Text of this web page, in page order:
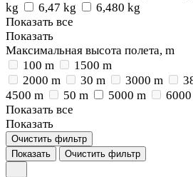
kg
6,47 kg
6,480 kg
Показать все
Показать
Максимальная высота полета, m
100 m
1500 m
2000 m
30 m 3000 m
4500 m
50 m 5000 m
Показать все
Показать
Очистить фильтр
Показать
Очистить фильтр